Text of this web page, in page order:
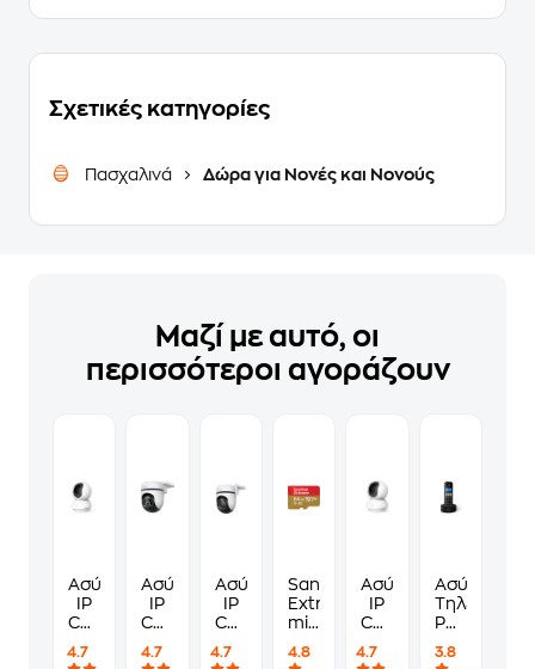
Σχετικές κατηγορίες
Πασχαλινά Δώρα για Νονές και Νονούς
Μαζί με αυτό, οι
περισσότεροι αγοράζουν
Ασύρματη
IP
Camera
Link
4.7
Ασύρματη
IP
Camera
Link
4.7
Ασύρματη
IP
Camera
Link
4.7
Sandisk
Extreme
microSDXC
Class
4.8
Ασύρματη
IP
Camera
Link
4.7
Ασύρματο
Τηλέφωνο
Philips
-
3.8